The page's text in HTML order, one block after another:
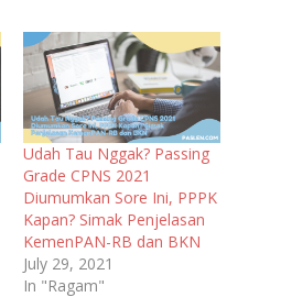
Udah Tau Nggak? Passing
Grade CPNS 2021
Diumumkan Sore Ini, PPPK
Kapan? Simak Penjelasan
KemenPAN-RB dan BKN
July 29, 2021
In "Ragam"